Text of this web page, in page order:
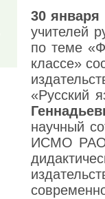
30 января
учителей
по теме
классе»
«Русский
научный
ИСМО РАО.